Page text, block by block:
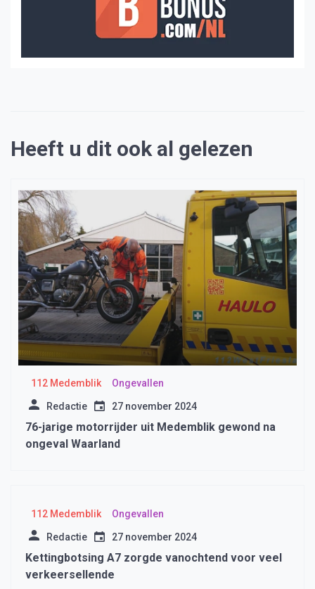
Heeft u dit ook al gelezen
112 Medemblik Ongevallen
Redactie 27 november 2024
76-jarige motorrijder uit Medemblik gewond na
ongeval Waarland
112 Medemblik Ongevallen
Redactie 27 november 2024
Kettingbotsing A7 zorgde vanochtend voor veel
verkeersellende